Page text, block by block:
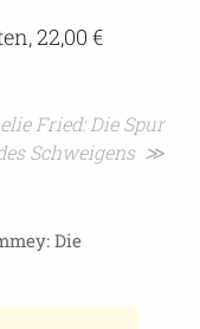
22,00 €
Fried: Die Spur
Schweigens ≫
Die